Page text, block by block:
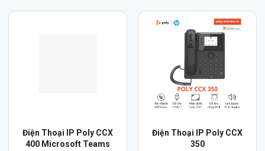
Điện Thoại IP Poly CCX
400 Microsoft Teams
Điện Thoại IP Poly CCX
350